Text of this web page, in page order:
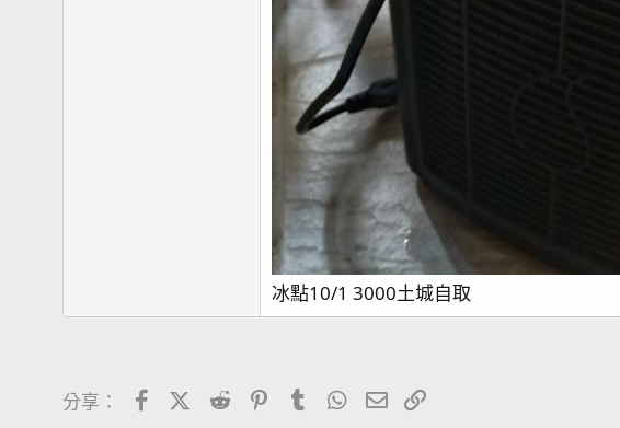
冰點10/1 3000土城自取
分享： FacebookX (Twitter)
Reddit PinterestTumblrWhatsApp電子郵件